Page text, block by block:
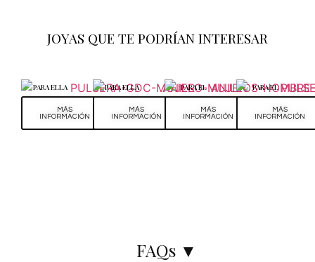
JOYAS QUE TE PODRÍAN INTERESAR
PARA ELLA
MÁS
INFORMACIÓN
PARA ELLA
MÁS
INFORMACIÓN
PARA EL
MÁS
INFORMACIÓN
PARA EL
MÁS
INFORMACIÓN
FAQs ▼